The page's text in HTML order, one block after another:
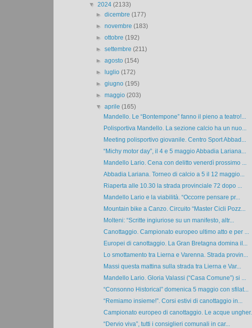
▼ 2024 (2133)
►dicembre(177)
►novembre(183)
►ottobre(192)
►settembre(211)
►agosto(154)
►luglio(172)
►giugno(195)
►maggio(203)
▼aprile(165)
Mandello. Le “Bontempone” fanno il pieno a teatro!...
Polisportiva Mandello. La sezione calcio ha un nuo...
Meeting polisportivo giovanile. Centro Sport Abbad...
“Michy motor day”, il 4 e 5 maggio Abbadia Lariana...
Mandello Lario. Cena con delitto venerdì prossimo ...
Abbadia Lariana. Torneo di calcio a 5 il 12 maggio...
Riaperta alle 10.30 la strada provinciale 72 dopo ...
Mandello Lario e la viabilità. “Occorre pensare pr...
Mountain bike a Canzo. Circuito “Master Cicli Pozz...
Molteni: “Scritte ingiuriose su un manifesto, altr...
Canottaggio. Campionato europeo ultimo atto e per ...
Europei di canottaggio. La Gran Bretagna domina il...
Lo smottamento tra Lierna e Varenna. Strada provin...
Massi questa mattina sulla strada tra Lierna e Var...
Mandello Lario. Gloria Valassi (“Casa Comune”) si ...
“Consonno Historical” domenica 5 maggio con sfilat...
“Remiamo insieme!”. Corsi estivi di canottaggio in...
Campionato europeo di canottaggio. Le acque ungher...
“Dervio viva”, tutti i consiglieri comunali in car...